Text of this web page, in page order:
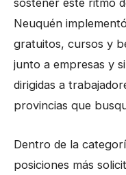
sostener este ritmo
Neuquén
gratuitos, cursos y
junto a empresas y
dirigidas a
provincias que
Dentro de la
posiciones más